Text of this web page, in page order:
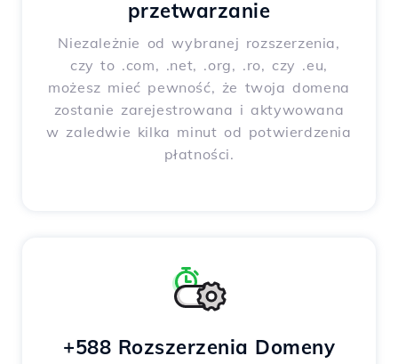
przetwarzanie
Niezależnie od wybranej rozszerzenia,
czy to .com, .net, .org, .ro, czy .eu,
możesz mieć pewność, że twoja domena
zostanie zarejestrowana i aktywowana
w zaledwie kilka minut od potwierdzenia
płatności.
+588 Rozszerzenia Domeny